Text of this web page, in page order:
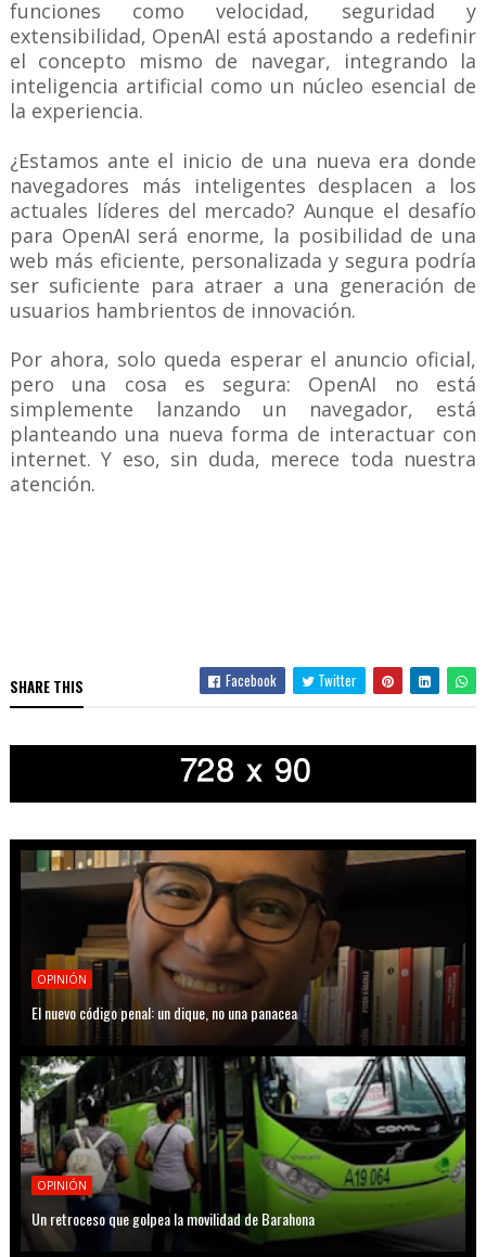
funciones como velocidad, seguridad y
extensibilidad, OpenAI está apostando a redefinir
el concepto mismo de navegar, integrando la
inteligencia artificial como un núcleo esencial de
la experiencia.
¿Estamos ante el inicio de una nueva era donde
navegadores más inteligentes desplacen a los
actuales líderes del mercado? Aunque el desafío
para OpenAI será enorme, la posibilidad de una
web más eficiente, personalizada y segura podría
ser suficiente para atraer a una generación de
usuarios hambrientos de innovación.
Por ahora, solo queda esperar el anuncio oficial,
pero una cosa es segura: OpenAI no está
simplemente lanzando un navegador, está
planteando una nueva forma de interactuar con
internet. Y eso, sin duda, merece toda nuestra
atención.
SHARE THIS Facebook Twitter
OPINIÓN
El nuevo código penal: un dique, no una panacea
OPINIÓN
Un retroceso que golpea la movilidad de Barahona